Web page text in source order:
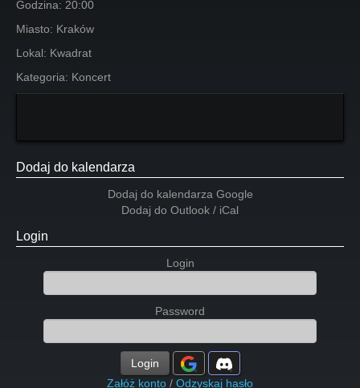
Godzina: 20:00
Miasto: Kraków
Lokal: Kwadrat
Kategoria: Koncert
Dodaj do kalendarza
Dodaj do kalendarza Google
Dodaj do Outlook / iCal
Login
Login
Password
Login
Załóż konto / Odzyskaj hasło